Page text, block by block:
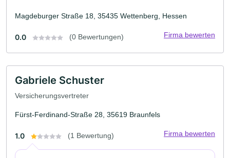
Magdeburger Straße 18, 35435 Wettenberg, Hessen
0.0 (0 Bewertungen) Firma bewerten
Gabriele Schuster
Versicherungsvertreter
Fürst-Ferdinand-Straße 28, 35619 Braunfels
1.0 (1 Bewertung) Firma bewerten